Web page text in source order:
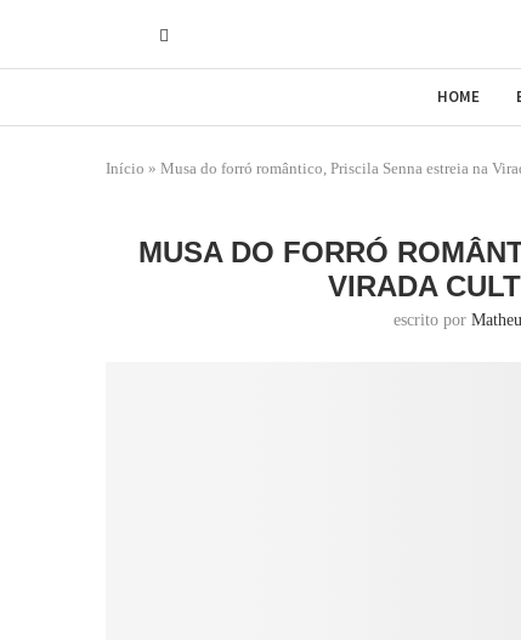
HOME
Início » Musa do forró romântico, Priscila Senna estreia na
MUSA DO FORRÓ
VIRADA
escrito por